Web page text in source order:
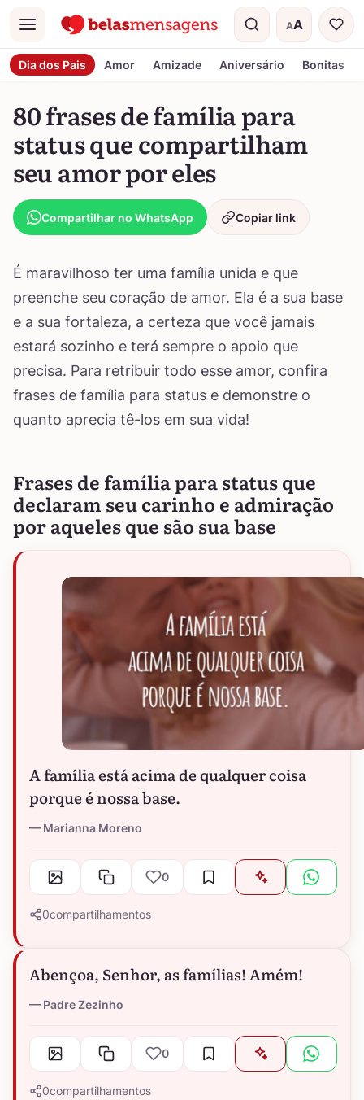
Menu AA
Tamanho do
Dia dos Pais Amor Amizade Aniversário Bonitas
80 frases de família para
status que compartilham
seu amor por eles
Compartilhar no WhatsApp Copiar link
É maravilhoso ter uma família unida e que
preenche seu coração de amor. Ela é a sua base
e a sua fortaleza, a certeza que você jamais
estará sozinho e terá sempre o apoio que
precisa. Para retribuir todo esse amor, confira
frases de família para status e demonstre o
quanto aprecia tê-los em sua vida!
Frases de família para status que
declaram seu carinho e admiração
por aqueles que são sua base
A família está acima de qualquer coisa
porque é nossa base.
Marianna Moreno
0
0compartilhamentos
Abençoa, Senhor, as famílias! Amém!
Padre Zezinho
0
0compartilhamentos